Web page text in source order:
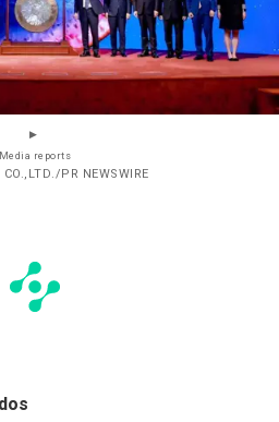
Media reports
PR NEWSWIRE